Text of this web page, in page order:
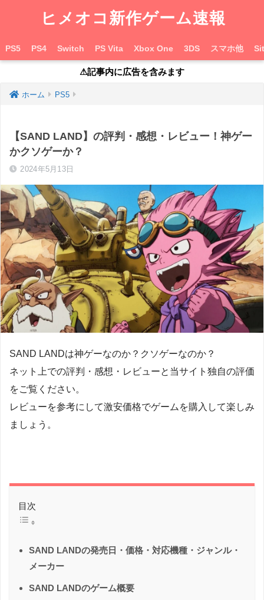
ヒメオコ新作ゲーム速報
PS5 PS4 Switch PS Vita Xbox One 3DS スマホ他
⚠︎記事内に広告を含みます
ホーム PS5
【SAND LAND】の評判・感想・レビュー！神ゲー
かクソゲーか？
2024年5月13日
SAND LANDは神ゲーなのか？クソゲーなのか？
ネット上での評判・感想・レビューと当サイト独自の評価
をご覧ください。
レビューを参考にして激安価格でゲームを購入して楽しみ
ましょう。
目次
SAND LANDの発売日・価格・対応機種・ジャンル・
メーカー
SAND LANDのゲーム概要